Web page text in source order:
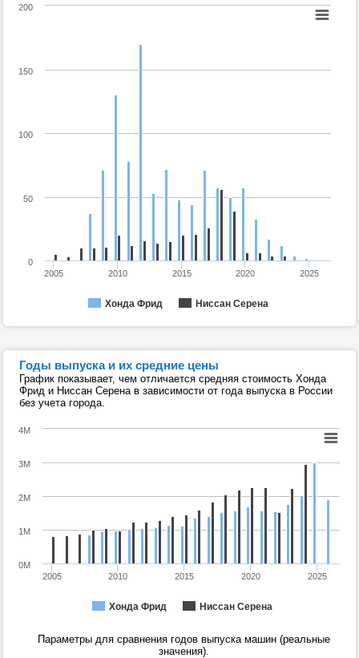
Хонда Фрид Ниссан Серена
2005 2010 2015 2020 2025
0
50
100
150
200
Годы выпуска и их средние цены
График показывает, чем отличается средняя стоимость Хонда
Фрид и Ниссан Серена в зависимости от года выпуска в России
без учета города.
Хонда Фрид Ниссан Серена
2005 2010 2015 2020 2025
0M
1M
2M
3M
4M
Параметры для сравнения годов выпуска машин (реальные
значения).